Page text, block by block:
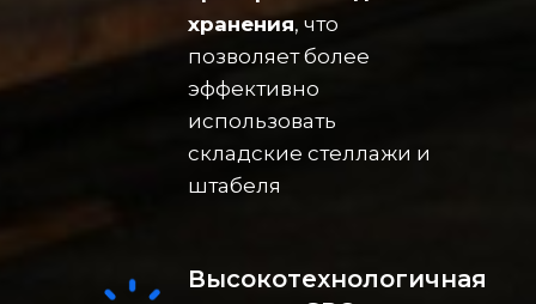
хранения, что
позволяет более
эффективно
использовать
складские стеллажи и
штабеля
Высокотехнологичная